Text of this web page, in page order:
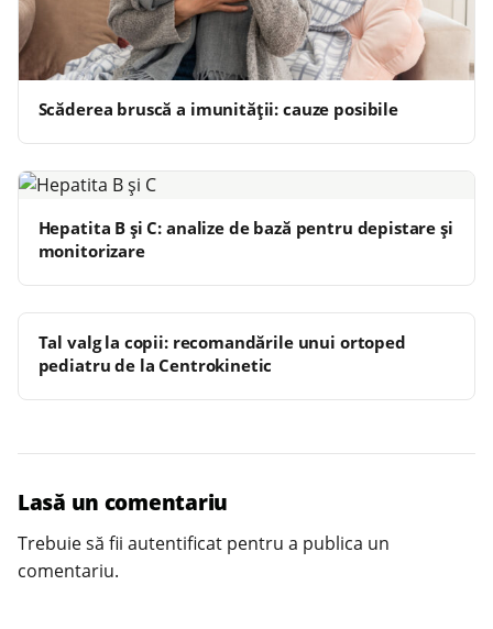
Scăderea bruscă a imunității: cauze posibile
Hepatita B și C: analize de bază pentru depistare și
monitorizare
Tal valg la copii: recomandările unui ortoped
pediatru de la Centrokinetic
Lasă un comentariu
Trebuie să fii autentificat pentru a publica un
comentariu.